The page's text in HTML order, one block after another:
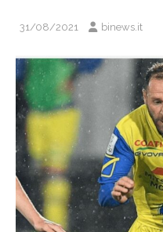
31/08/2021 binews.it